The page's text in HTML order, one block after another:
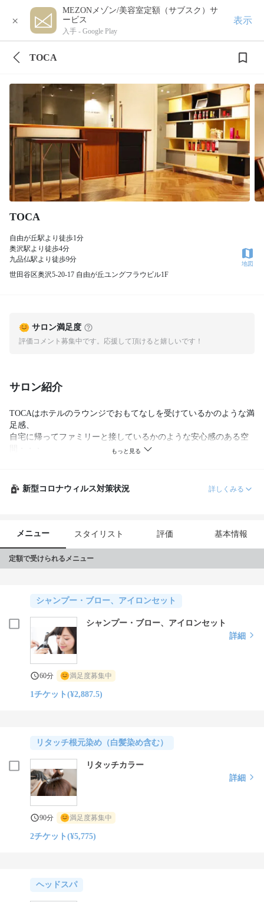
×
MEZONメゾン/美容室定額（サブスク）サ
ービス
入手 - Google Play
表示
TOCA
TOCA
自由が丘駅より徒歩1分
奥沢駅より徒歩4分
九品仏駅より徒歩9分
世田谷区奥沢5-20-17 自由が丘ユングフラウビル1F
地図
サロン満足度
評価コメント募集中です。応援して頂けると嬉しいです！
サロン紹介
TOCAはホテルのラウンジでおもてなしを受けているかのような満
足感、
自宅に帰ってファミリーと接しているかのような安心感のある空
そんな ゆったりとした気持ちになって頂くためのヘアサロン。
だきたいと
新型コロナウィルス対策状況 詳しくみる
メニュー スタイリスト 評価 基本情報
定額で受けられるメニュー
シャンプー・ブロー、アイロンセット
シャンプー・ブロー、アイロンセット
詳細
60分 満足度募集中
1チケット(¥2,887.5)
リタッチ根元染め（白髪染め含む）
リタッチカラー
詳細
90分 満足度募集中
2チケット(¥5,775)
ヘッドスパ